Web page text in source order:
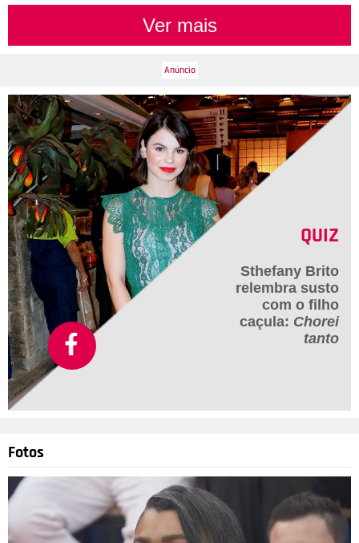
Ver mais
QUIZ
Sthefany Brito
relembra susto
com o filho
caçula: Chorei
tanto
Fotos